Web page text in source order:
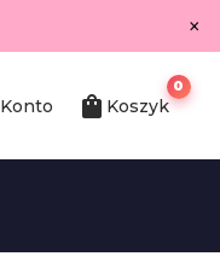
×
Konto shopping_bag Koszyk
0